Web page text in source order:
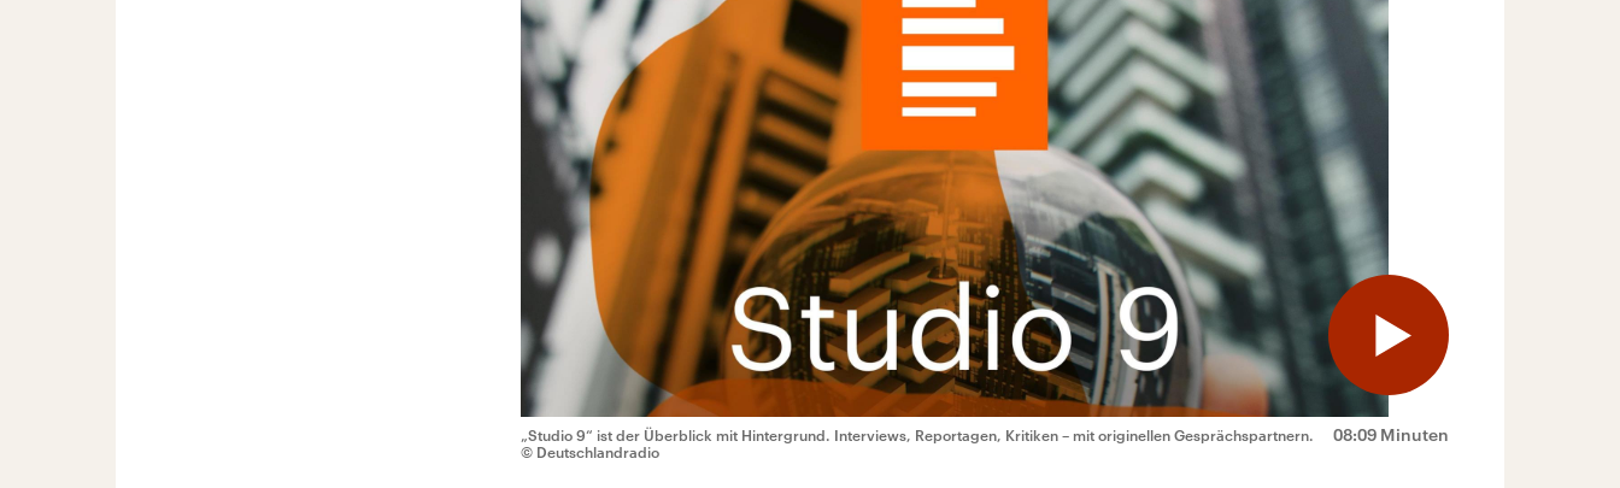
08:09 Minuten
„Studio 9“ ist der Überblick mit Hintergrund. Interviews, Reportagen, Kritiken – mit originellen Gesprächspartnern.
© Deutschlandradio